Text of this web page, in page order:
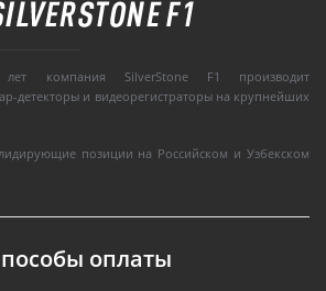
компания SilverStone F1 производит
детекторы и видеорегистраторы на крупнейших
позиции на Российском и Узбекском
оплаты